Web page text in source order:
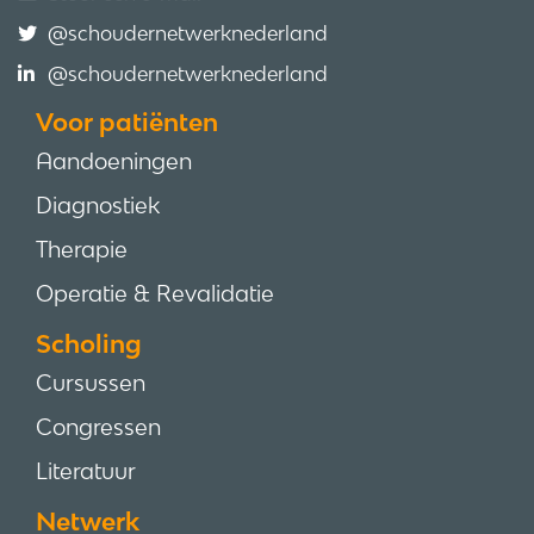
@schoudernetwerknederland
@schoudernetwerknederland
Voor patiënten
Aandoeningen
Diagnostiek
Therapie
Operatie & Revalidatie
Scholing
Cursussen
Congressen
Literatuur
Netwerk